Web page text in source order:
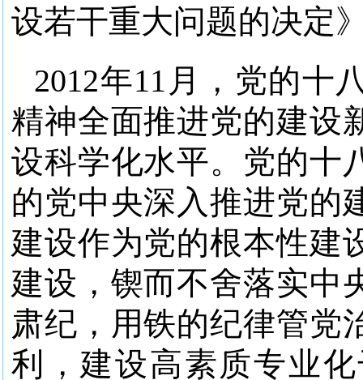
设若干重大问题的决定
2012年11月，党的十
精神全面推进党的建设
设科学化水平。党的十
的党中央深入推进党的
建设作为党的根本性建
建设，锲而不舍落实中
肃纪，用铁的纪律管党
利，建设高素质专业